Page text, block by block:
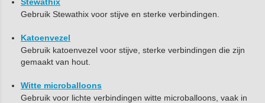
Gebruik Stewathix voor stijve en sterke verbindingen.
Katoenvezel
Gebruik katoenvezel voor stijve, sterke verbindingen die zijn
gemaakt van hout.
Witte microballoons
Gebruik voor lichte verbindingen witte microballoons, vaak in